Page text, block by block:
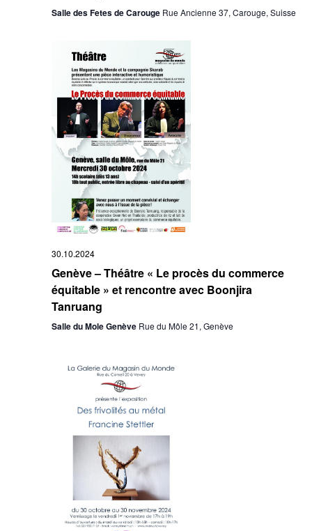
Salle des Fetes de Carouge Rue Ancienne 37, Carouge, Suisse
30.10.2024
Genève – Théâtre « Le procès du commerce
équitable » et rencontre avec Boonjira
Tanruang
Salle du Mole Genève Rue du Môle 21, Genève